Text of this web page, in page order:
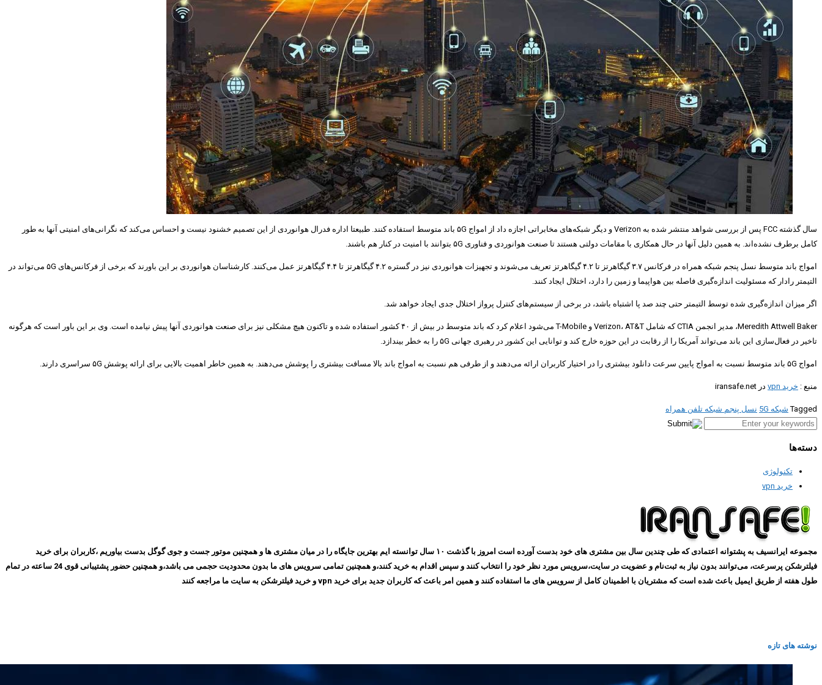
سال گذشته FCC پس از بررسی شواهد منتشر شده به Verizon و دیگر شبکه‌های مخابراتی اجازه داد از امواج ۵G باند متوسط استفاده کنند. طبیعتا اداره فدرال هوانوردی از این تصمیم خشنود نیست و احساس می‌کند که نگرانی‌های امنیتی آنها به طور
کامل برطرف نشده‌اند. به همین دلیل آنها در حال همکاری با مقامات دولتی هستند تا صنعت هوانوردی و فناوری ۵G بتوانند با امنیت در کنار هم باشند.
امواج باند متوسط نسل پنجم شبکه همراه در فرکانس ۳.۷ گیگاهرتز تا ۴.۲ گیگاهرتز تعریف می‌شوند و تجهیزات هوانوردی نیز در گستره ۴.۲ گیگاهرتز تا ۴.۴ گیگاهرتز عمل می‌کنند. کارشناسان هوانوردی بر این باورند که برخی از فرکانس‌های ۵G می‌تواند در
التیمتر رادار که مسئولیت اندازه‌گیری فاصله بین هواپیما و زمین را دارد، اختلال ایجاد کنند.
اگر میزان اندازه‌گیری شده توسط التیمتر حتی چند صد پا اشتباه باشد، در برخی از سیستم‌های کنترل پرواز اختلال جدی ایجاد خواهد شد.
Meredith Attwell Baker، مدیر انجمن CTIA که شامل Verizon، AT&T و T-Mobile می‌شود اعلام کرد که باند متوسط در بیش از ۴۰ کشور استفاده شده و تاکنون هیچ مشکلی نیز برای صنعت هوانوردی آنها پیش نیامده است. وی بر این باور است که هرگونه
تاخیر در فعال‌سازی این باند می‌تواند آمریکا را از رقابت در این حوزه خارج کند و توانایی این کشور در رهبری جهانی ۵G را به خطر بیندازد.
امواج ۵G باند متوسط نسبت به امواج پایین سرعت دانلود بیشتری را در اختیار کاربران ارائه می‌دهند و از طرفی هم نسبت به امواج باند بالا مسافت بیشتری را پوشش می‌دهند. به همین خاطر اهمیت بالایی برای ارائه پوشش‌ ۵G سراسری دارند.
منبع : خرید vpn در iransafe.net
Tagged شبکه 5G نسل پنجم شبکه تلفن همراه
دسته‌ها
تکنولوژی
خرید vpn
مجموعه ایرانسیف به پشتوانه اعتمادی که طی چندین سال بین مشتری های خود بدست آورده است امروز با گذشت ۱۰ سال توانسته ایم بهترین جایگاه را در میان مشتری ها و همچنین موتور جست و جوی گوگل بدست بیاوریم ،کاربران برای خرید
فیلترشکن پرسرعت، می‌توانند بدون نیاز به ثبت‌نام و عضویت در سایت،سرویس مورد نظر خود را انتخاب کنند و سپس اقدام به خرید کنند،و همچنین تمامی سرویس های ما بدون محدودیت حجمی می باشد،و همچنین حضور پشتیبانی قوی 24 ساعته در تمام
طول هفته از طریق ایمیل باعث شده است که مشتریان با اطمینان کامل از سرویس های ما استفاده کنند و همین امر باعث که کاربران جدید برای خرید vpn و خرید فیلترشکن به سایت ما مراجعه کنند
نوشته های تازه